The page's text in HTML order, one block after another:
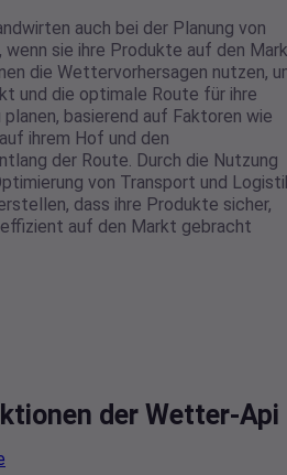
auch bei der Planung von
wenn sie ihre Produkte auf den
die Wettervorhersagen nutzen,
und die optimale Route für ihre
basierend auf Faktoren wie
ihrem Hof und den
der Route. Durch die Nutzung
von Transport und
dass ihre Produkte sicher,
auf den Markt gebracht
der Wetter-Api